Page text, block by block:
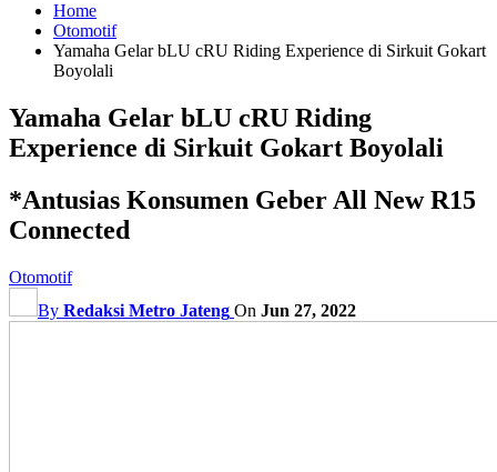
Home
Otomotif
Yamaha Gelar bLU cRU Riding Experience di Sirkuit Gokart
Boyolali
Yamaha Gelar bLU cRU Riding
Experience di Sirkuit Gokart Boyolali
*Antusias Konsumen Geber All New R15
Connected
Otomotif
By Redaksi Metro Jateng On Jun 27, 2022